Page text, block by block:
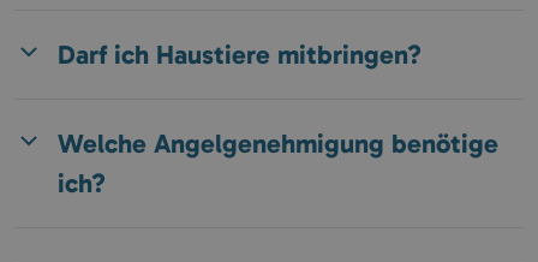
Darf ich Haustiere mitbringen?
Welche Angelgenehmigung benötige
ich?